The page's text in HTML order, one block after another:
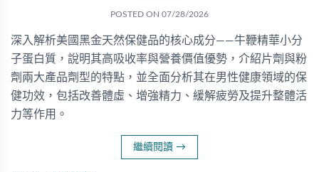
POSTED ON 07/28/2026
深入解析美國黑金天然保健品的核心成分——牛鞭精華小分
子蛋白質，說明其高吸收率與營養價值優勢，介紹片劑與粉
劑兩大產品劑型的特點，並全面分析其在男性健康領域的保
健功效，包括改善體虛、增強精力、緩解疲勞及提升整體活
力等作用。
繼續閱讀 →